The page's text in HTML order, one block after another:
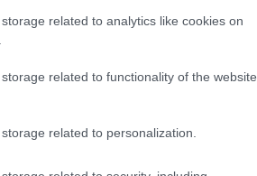
related to analytics like cookies on
related to functionality of the website
related to personalization.
Εύβοια
– Η περιοχή
έφτασαν στην